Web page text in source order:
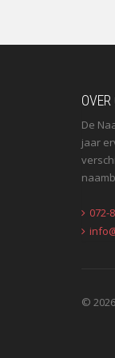
De
jaar
072-
©